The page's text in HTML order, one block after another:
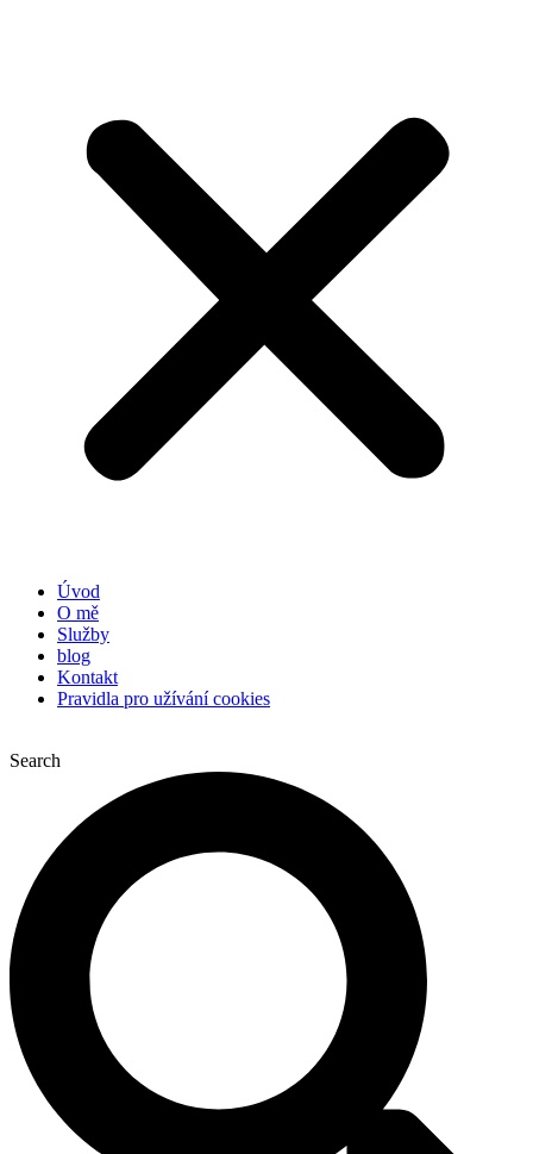
Úvod
O mě
Služby
blog
Kontakt
Pravidla pro užívání cookies
Search